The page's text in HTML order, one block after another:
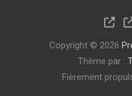
Copyright © 2026
Thème par :
Fièrement